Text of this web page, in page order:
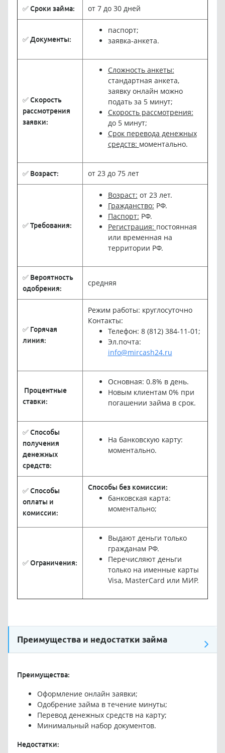
✅ Сроки займа: от 7 до 30 дней
✅ Документы:
паспорт;
заявка-анкета.
✅ Скорость
рассмотрения
заявки:
Сложность анкеты:
стандартная анкета,
заявку онлайн можно
подать за 5 минут;
Скорость рассмотрения:
до 5 минут;
Срок перевода денежных
средств: моментально.
✅ Возраст: от 23 до 75 лет
✅ Требования:
Возраст: от 23 лет.
Гражданство: РФ.
Паспорт: РФ.
Регистрация: постоянная
или временная на
территории РФ.
✅ Вероятность
одобрения:
средняя
✅ Горячая
линия:
Режим работы: круглосуточно
Контакты:
Телефон: 8 (812) 384-11-01;
Эл.почта:
info@mircash24.ru
Процентные
ставки:
Основная: 0.8% в день.
Новым клиентам 0% при
погашении займа в срок.
✅ Способы
получения
денежных
средств:
На банковскую карту:
моментально.
✅ Способы
оплаты и
комиссии:
Способы без комиссии:
банковская карта:
моментально;
✅ Ограничения:
Выдают деньги только
гражданам РФ.
Перечисляют деньги
только на именные карты
Visa, MasterCard или МИР.
Преимущества и недостатки займа
Преимущества:
Оформление онлайн заявки;
Одобрение займа в течение минуты;
Перевод денежных средств на карту;
Минимальный набор документов.
Недостатки: